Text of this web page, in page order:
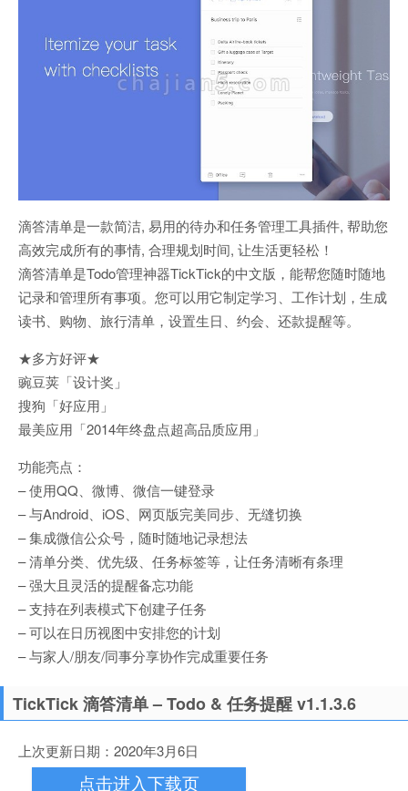
滴答清单是一款简洁, 易用的待办和任务管理工具插件, 帮助您
高效完成所有的事情, 合理规划时间, 让生活更轻松！
滴答清单是Todo管理神器TickTick的中文版，能帮您随时随地
记录和管理所有事项。您可以用它制定学习、工作计划，生成
读书、购物、旅行清单，设置生日、约会、还款提醒等。
★多方好评★
豌豆荚「设计奖」
搜狗「好应用」
最美应用「2014年终盘点超高品质应用」
功能亮点：
– 使用QQ、微博、微信一键登录
– 与Android、iOS、网页版完美同步、无缝切换
– 集成微信公众号，随时随地记录想法
– 清单分类、优先级、任务标签等，让任务清晰有条理
– 强大且灵活的提醒备忘功能
– 支持在列表模式下创建子任务
– 可以在日历视图中安排您的计划
– 与家人/朋友/同事分享协作完成重要任务
TickTick 滴答清单 – Todo & 任务提醒 v1.1.3.6
上次更新日期：2020年3月6日
点击进入下载页